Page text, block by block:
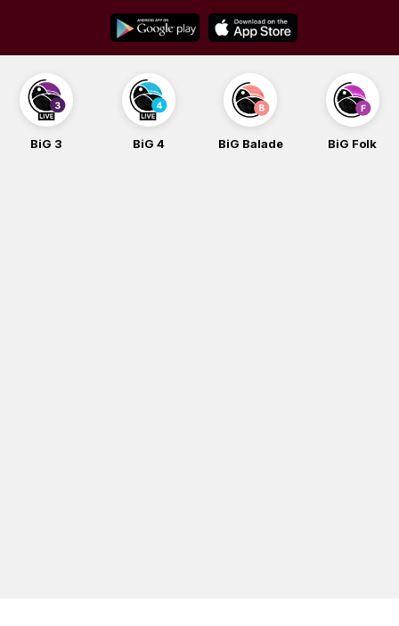
content
BiG 3 BiG 4 BiG Balade BiG Folk